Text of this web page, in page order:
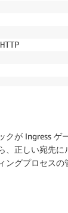
クが Ingress ゲ
、正しい宛先
ングプロセスの